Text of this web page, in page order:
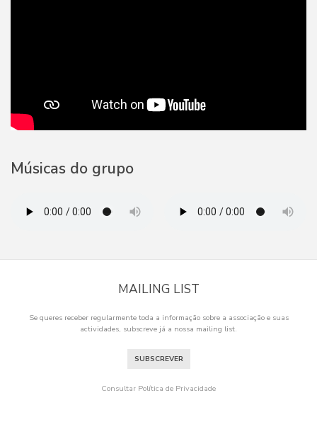
Músicas do grupo
MAILING LIST
Se queres receber regularmente toda a informação sobre a associação e suas
actividades, subscreve já a nossa mailing list.
SUBSCREVER
Consultar Política de Privacidade